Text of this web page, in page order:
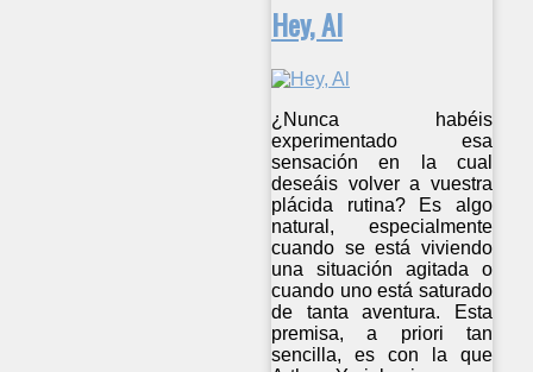
Hey, Al
¿Nunca habéis
experimentado esa
sensación en la cual
deseáis volver a vuestra
plácida rutina? Es algo
natural, especialmente
cuando se está viviendo
una situación agitada o
cuando uno está saturado
de tanta aventura. Esta
premisa, a priori tan
sencilla, es con la que